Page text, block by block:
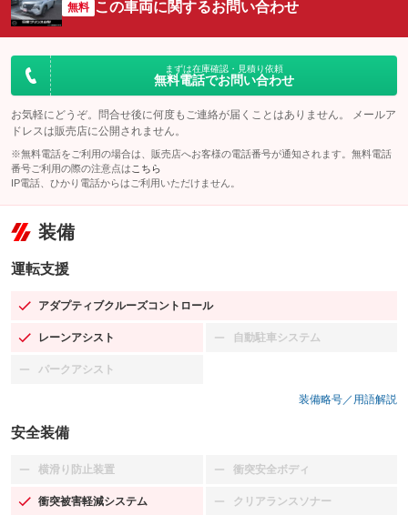
無料 この車両に関するお問い合わせ
まずは在庫確認・見積り依頼
無料電話でお問い合わせ
お気軽にどうぞ。問合せ後に何度もご連絡が届くことはありません。 メールア
ドレスは販売店に公開されません。
※無料電話をご利用の場合は、販売店へお客様の電話番号が通知されます。無料電話
番号ご利用の際の注意点は こちら
IP電話、ひかり電話からはご利用いただけません。
装備
運転支援
アダプティブクルーズコントロール
：装備あり
レーンアシスト
：装備あり 自動駐車システム
：装備なし
パークアシスト
：装備なし
装備略号／用語解説
安全装備
横滑り防止装置
：装備なし 衝突安全ボディ
：装備なし
衝突被害軽減システム
：装備あり クリアランスソナー
：装備なし